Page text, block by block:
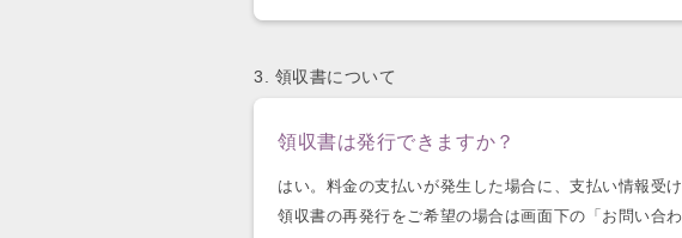
3. 領収書について
領収書は発行できますか？
はい。料金の支払いが発生した場合に、支払い情報受
領収書の再発行をご希望の場合は画面下の「お問い合